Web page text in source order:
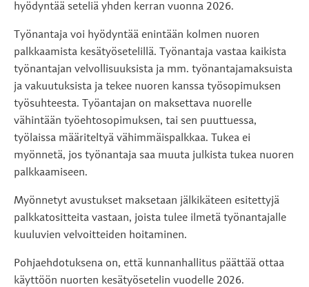
hyödyntää seteliä yhden kerran vuonna 2026.
Työnantaja voi hyödyntää enintään kolmen nuoren
palkkaamista kesätyösetelillä. Työnantaja vastaa kaikista
työnantajan velvollisuuksista ja mm. työnantajamaksuista
ja vakuutuksista ja tekee nuoren kanssa työsopimuksen
työsuhteesta. Työantajan on maksettava nuorelle
vähintään työehtosopimuksen, tai sen puuttuessa,
työlaissa määriteltyä vähimmäispalkkaa. Tukea ei
myönnetä, jos työnantaja saa muuta julkista tukea nuoren
palkkaamiseen.
Myönnetyt avustukset maksetaan jälkikäteen esitettyjä
palkkatositteita vastaan, joista tulee ilmetä työnantajalle
kuuluvien velvoitteiden hoitaminen.
Pohjaehdotuksena on, että kunnanhallitus päättää ottaa
käyttöön nuorten kesätyösetelin vuodelle 2026.